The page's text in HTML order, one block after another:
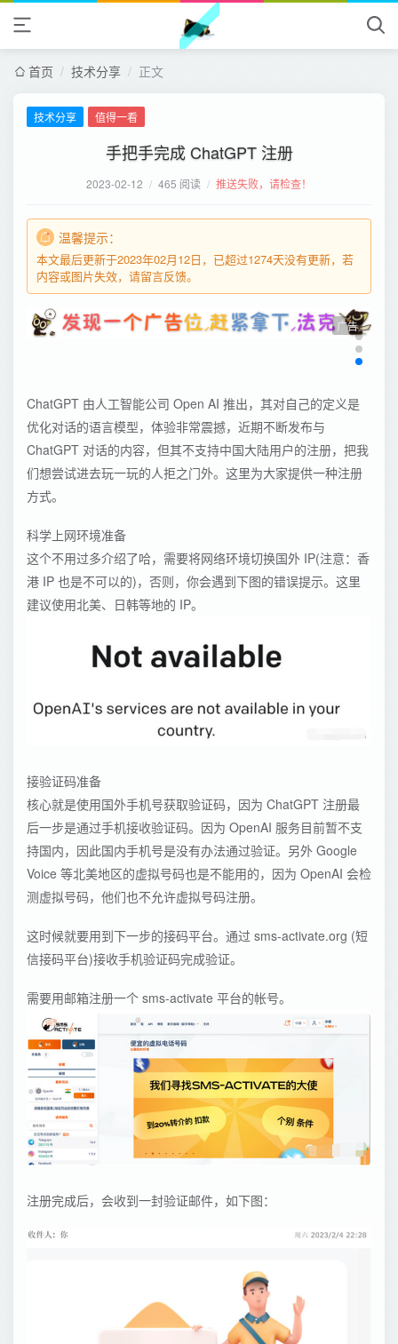
首页 / 技术分享 / 正文
技术分享 值得一看
手把手完成 ChatGPT 注册
2023-02-12 / 465 阅读 / 推送失败，请检查！
温馨提示：
本文最后更新于2023年02月12日，已超过1274天没有更新，若
内容或图片失效，请留言反馈。
广告
ChatGPT 由人工智能公司 Open AI 推出，其对自己的定义是
优化对话的语言模型，体验非常震撼，近期不断发布与
ChatGPT 对话的内容，但其不支持中国大陆用户的注册，把我
们想尝试进去玩一玩的人拒之门外。这里为大家提供一种注册
方式。
科学上网环境准备
这个不用过多介绍了哈，需要将网络环境切换国外 IP(注意：香
港 IP 也是不可以的)，否则，你会遇到下图的错误提示。这里
建议使用北美、日韩等地的 IP。
接验证码准备
核心就是使用国外手机号获取验证码，因为 ChatGPT 注册最
后一步是通过手机接收验证码。因为 OpenAI 服务目前暂不支
持国内，因此国内手机号是没有办法通过验证。另外 Google
Voice 等北美地区的虚拟号码也是不能用的，因为 OpenAI 会检
测虚拟号码，他们也不允许虚拟号码注册。
这时候就要用到下一步的接码平台。通过 sms-activate.org (短
信接码平台)接收手机验证码完成验证。
需要用邮箱注册一个 sms-activate 平台的帐号。
注册完成后，会收到一封验证邮件，如下图：